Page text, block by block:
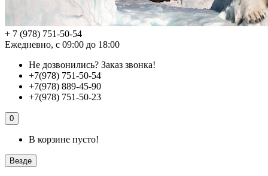
+ 7 (978) 751-50-54
Ежедневно, с 09:00 до 18:00
Не дозвонились? Заказ звонка!
+7(978) 751-50-54
+7(978) 889-45-90
+7(978) 751-50-23
0
В корзине пусто!
Везде